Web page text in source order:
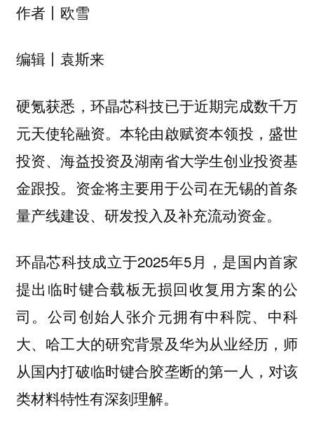
作者丨欧雪
编辑丨袁斯来
硬氪获悉，环晶芯科技已于近期完成数千万
元天使轮融资。本轮由啟赋资本领投，盛世
投资、海益投资及湖南省大学生创业投资基
金跟投。资金将主要用于公司在无锡的首条
量产线建设、研发投入及补充流动资金。
环晶芯科技成立于2025年5月，是国内首家
提出临时键合载板无损回收复用方案的公
司。公司创始人张介元拥有中科院、中科
大、哈工大的研究背景及华为从业经历，师
从国内打破临时键合胶垄断的第一人，对该
类材料特性有深刻理解。